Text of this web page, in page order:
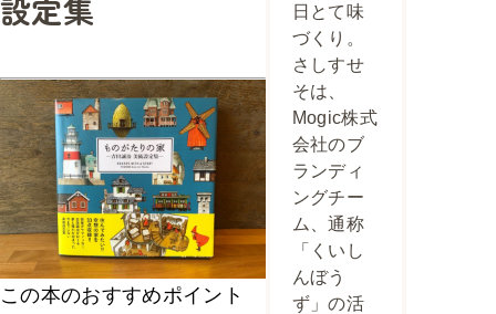
設定集
この本のおすすめポイント
日とて味
づくり。
さしすせ
そは、
Mogic株式
会社のブ
ランディ
ングチー
ム、通称
「くいし
んぼう
ず」の活